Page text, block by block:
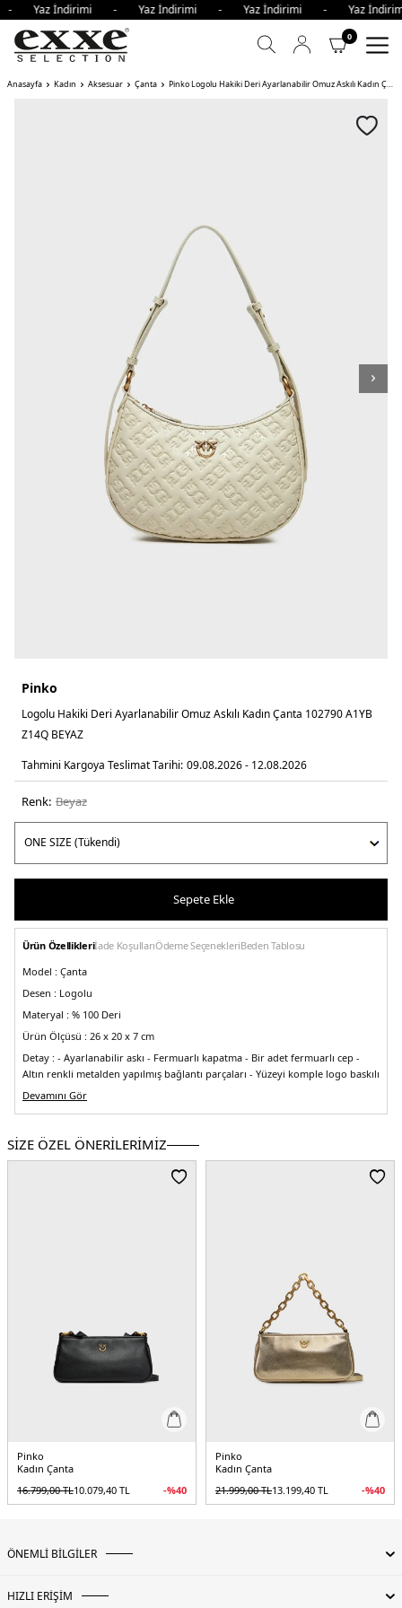
- Yaz İndirimi - Yaz İndirimi - Yaz İndirimi - Yaz
0
Anasayfa Kadın Aksesuar Çanta Pinko Logolu Hakiki Deri Ayarlanabilir Omuz Askılı Kadın Çanta
Pinko
Logolu Hakiki Deri Ayarlanabilir Omuz Askılı Kadın Çanta 102790 A1YB
Z14Q BEYAZ
Tahmini Kargoya Teslimat Tarihi: 09.08.2026 - 12.08.2026
Renk: beyaz
Sepete Ekle
Ürün Özellikleriİade KoşullarıÖdeme SeçenekleriBeden Tablosu
Model : Çanta
Desen : Logolu
Materyal : % 100 Deri
Ürün Ölçüsü : 26 x 20 x 7 cm
Detay : - Ayarlanabilir askı - Fermuarlı kapatma - Bir adet fermuarlı cep -
Altın renkli metalden yapılmış bağlantı parçaları - Yüzeyi komple logo baskılı
Üretim Yeri :Çin
5DE2102790A1YBZ14Q.25
Devamını Gör
SİZE ÖZEL ÖNERİLERİMİZ
Pinko
Kadın Çanta
16.799,00TL10.079,40 TL -%40
Pinko
Kadın Çanta
21.999,00TL13.199,40 TL -%40
ÖNEMLİ BİLGİLER
HIZLI ERİŞİM